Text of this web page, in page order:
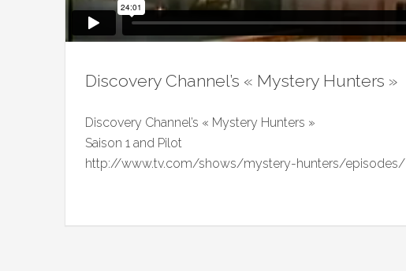
Discovery Channel’s « Mystery Hunters »
Discovery Channel’s « Mystery Hunters »
Saison 1 and Pilot
http://www.tv.com/shows/mystery-hunters/episodes/